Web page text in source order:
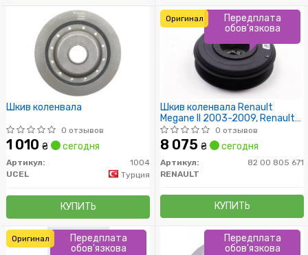
Шкив коленвала
0 отзывов
1 010 ₴ сегодня
Артикул:
1004
UCEL
Турция
КУПИТЬ
Шкив коленвала Renault
Megane II 2003-2009, Renault
Megane III 2009-2016, Renault
Scenic II 2003-2009, Renault
Scenic III 2009-2015!
0 отзывов
8 075 ₴ сегодня
Артикул:
82 00 805 671
RENAULT
КУПИТЬ
Передплата
обов'язкова
Оригинал
Передплата
обов'язкова
Оригинал
Передплата
обов'язкова